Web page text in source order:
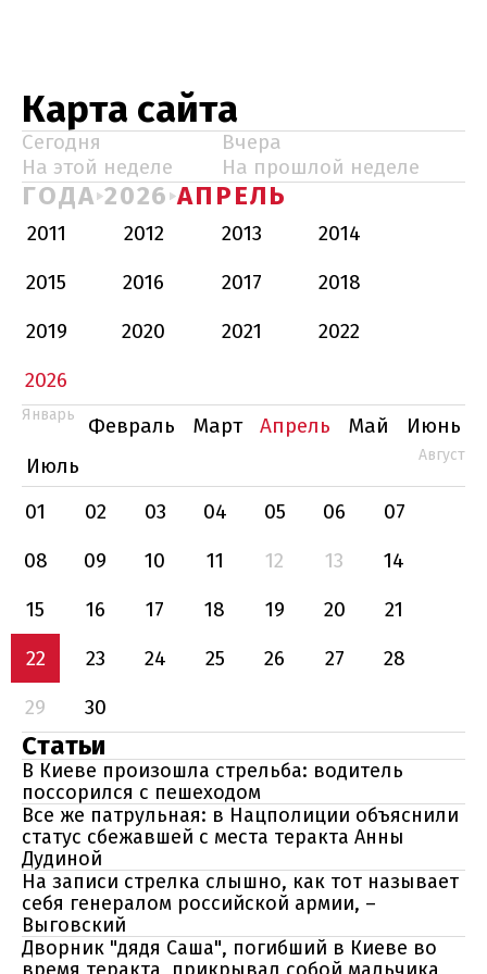
Карта сайта
Сегодня
Вчера
На этой неделе
На прошлой неделе
ГОДА 2026 АПРЕЛЬ
2011 2012 2013
2014
2015
2016 2017
2018
2019
2020 2021
2022
2026
Январь Февраль Март Апрель Май
Июнь
Июль
Август
01 02 03 04 05 06
07
08
09 10 11 12 13
14
15
16 17 18 19 20
21
22
23 24 25 26 27
28
29
30
Статьи
В Киеве произошла стрельба: водитель
поссорился с пешеходом
Все же патрульная: в Нацполиции объяснили
статус сбежавшей с места теракта Анны
Дудиной
На записи стрелка слышно, как тот называет
себя генералом российской армии, –
Выговский
Дворник "дядя Саша", погибший в Киеве во